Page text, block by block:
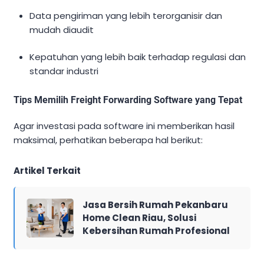
Data pengiriman yang lebih terorganisir dan
mudah diaudit
Kepatuhan yang lebih baik terhadap regulasi dan
standar industri
Tips Memilih Freight Forwarding Software yang Tepat
Agar investasi pada software ini memberikan hasil
maksimal, perhatikan beberapa hal berikut:
Artikel Terkait
Jasa Bersih Rumah Pekanbaru
Home Clean Riau, Solusi
Kebersihan Rumah Profesional